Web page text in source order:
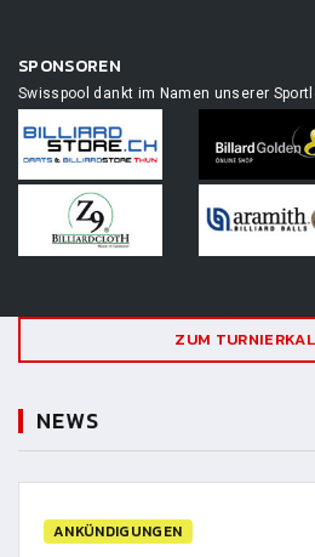
SPONSOREN
Swisspool dankt im Namen unserer
ZUM
NEWS
ANKÜNDIGUNGEN